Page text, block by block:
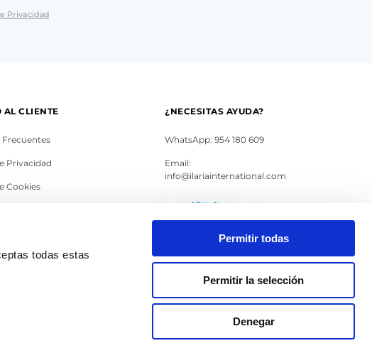
todas estas
Permitir todas
Permitir la selección
Denegar
Privacidad
AL CLIENTE
Privacidad
Cookies
¿NECESITAS AYUDA?
WhatsApp: 954 180 609
Email:
info@ilariainternational.com